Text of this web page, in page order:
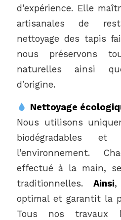
d’expérience. Elle
artisanales de
nettoyage des tapis
nous préservons
naturelles ainsi
d’origine.
Nettoyage
Nous utilisons
biodégradables et
l’environnement.
effectué à la main,
traditionnelles. Ainsi,
optimal et garantit la
Tous nos travaux